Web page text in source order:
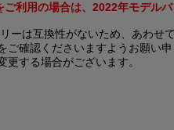
利用の場合は、2022年モデル
ーは互換性がないため、あわせ
ご確認くださいますようお願い申
更する場合がございます。